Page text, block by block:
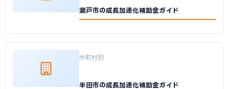
瀬戸市の成長加速化補助金ガイド
市町村別
半田市の成長加速化補助金ガイド